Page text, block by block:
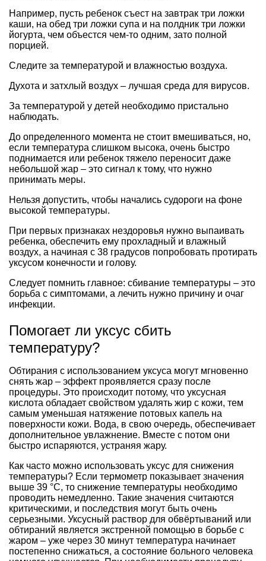
Например, пусть ребенок съест на завтрак три ложки
каши, на обед три ложки супа и на полдник три ложки
йогурта, чем объестся чем-то одним, зато полной
порцией.
Следите за температурой и влажностью воздуха.
Духота и затхлый воздух – лучшая среда для вирусов.
За температурой у детей необходимо пристально
наблюдать.
До определенного момента не стоит вмешиваться, но,
если температура слишком высока, очень быстро
поднимается или ребенок тяжело переносит даже
небольшой жар – это сигнал к тому, что нужно
принимать меры.
Нельзя допустить, чтобы начались судороги на фоне
высокой температуры.
При первых признаках нездоровья нужно выпаивать
ребенка, обеспечить ему прохладный и влажный
воздух, а начиная с 38 градусов попробовать протирать
уксусом конечности и голову.
Следует помнить главное: сбивание температуры – это
борьба с симптомами, а лечить нужно причину и очаг
инфекции.
Помогает ли уксус сбить
температуру?
Обтирания с использованием уксуса могут мгновенно
снять жар – эффект проявляется сразу после
процедуры. Это происходит потому, что уксусная
кислота обладает свойством удалять жир с кожи, тем
самым уменьшая натяжение потовых капель на
поверхности кожи. Вода, в свою очередь, обеспечивает
дополнительное увлажнение. Вместе с потом они
быстро испаряются, устраняя жару.
Как часто можно использовать уксус для снижения
температуры? Если термометр показывает значения
выше 39 °C, то снижение температуры необходимо
проводить немедленно. Такие значения считаются
критическими, и последствия могут быть очень
серьезными. Уксусный раствор для обвёртываний или
обтираний является экстренной помощью в борьбе с
жаром – уже через 30 минут температура начинает
постепенно снижаться, а состояние больного человека